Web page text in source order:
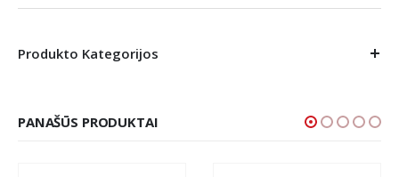
Produkto Kategorijos
PANAŠŪS PRODUKTAI